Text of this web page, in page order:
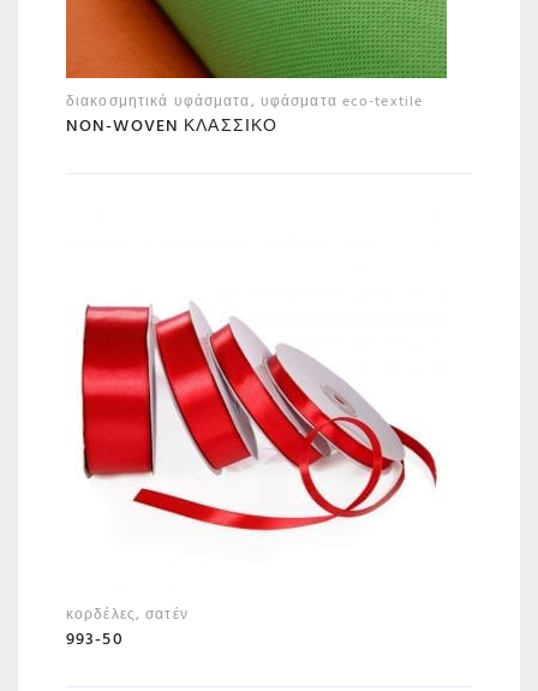
διακοσμητικά υφάσματα, υφάσματα eco-textile
NON-WOVEN ΚΛΑΣΣΙΚΌ
κορδέλες,σατέν
993-50